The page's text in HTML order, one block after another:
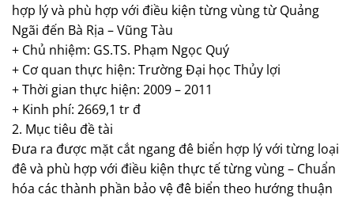
hợp lý và phù hợp với điều kiện từng vùng từ Quảng
Ngãi đến Bà Rịa – Vũng Tàu
+ Chủ nhiệm: GS.TS. Phạm Ngọc Quý
+ Cơ quan thực hiện: Trường Đại học Thủy lợi
+ Thời gian thực hiện: 2009 – 2011
+ Kinh phí: 2669,1 tr đ
2. Mục tiêu đề tài
Đưa ra được mặt cắt ngang đê biển hợp lý với từng loại
đê và phù hợp với điều kiện thực tế từng vùng – Chuẩn
hóa các thành phần bảo vệ đê biển theo hướng thuận